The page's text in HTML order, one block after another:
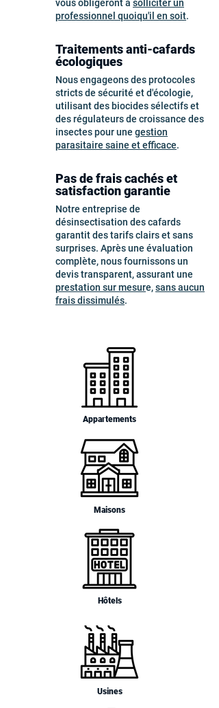
vous obligeront à solliciter un
professionnel quoiqu'il en soit.
Traitements anti-cafards
écologiques
Nous engageons des protocoles
stricts de sécurité et d'écologie,
utilisant des biocides sélectifs et
des régulateurs de croissance des
insectes pour une gestion
parasitaire saine et efficace.
Pas de frais cachés et
satisfaction garantie
Notre entreprise de
désinsectisation des cafards
garantit des tarifs clairs et sans
surprises. Après une évaluation
complète, nous fournissons un
devis transparent, assurant une
prestation sur mesure,sans aucun
frais dissimulés.
Appartements
Maisons
Hôtels
Usines